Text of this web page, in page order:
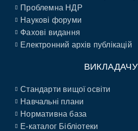
Проблемна НДР
Наукові форуми
Фахові видання
Електронний архів публікацій
ВИКЛАДАЧУ
Стандарти вищої освіти
Навчальні плани
Нормативна база
E-каталог Бібліотеки